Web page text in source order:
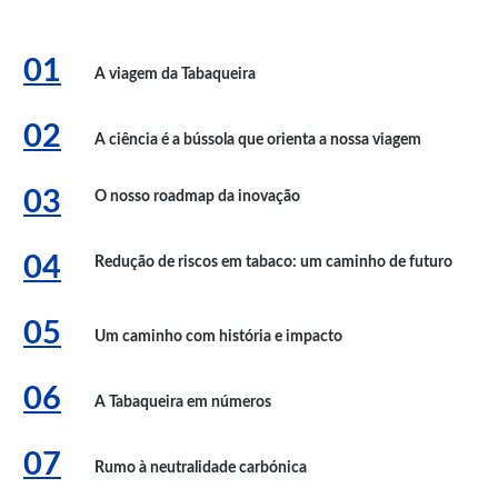
01 A viagem da Tabaqueira
02 A ciência é a bússola que orienta a nossa viagem
03 O nosso roadmap da inovação
04 Redução de riscos em tabaco: um caminho de futuro
05 Um caminho com história e impacto
06 A Tabaqueira em números
07 Rumo à neutralidade carbónica